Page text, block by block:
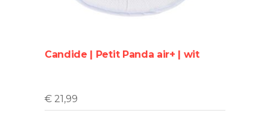
Candide | Petit Panda air+ | wit
€ 21,99